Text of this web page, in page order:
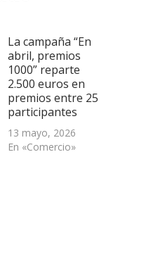
en
una
ventana
nueva)
La campaña “En
abril, premios
1000” reparte
2.500 euros en
premios entre 25
participantes
13 mayo, 2026
En «Comercio»